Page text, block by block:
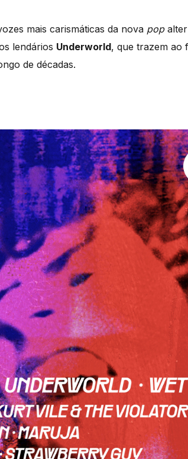
mais carismáticas da nova pop
lendários Underworld, que trazem ao
de décadas.